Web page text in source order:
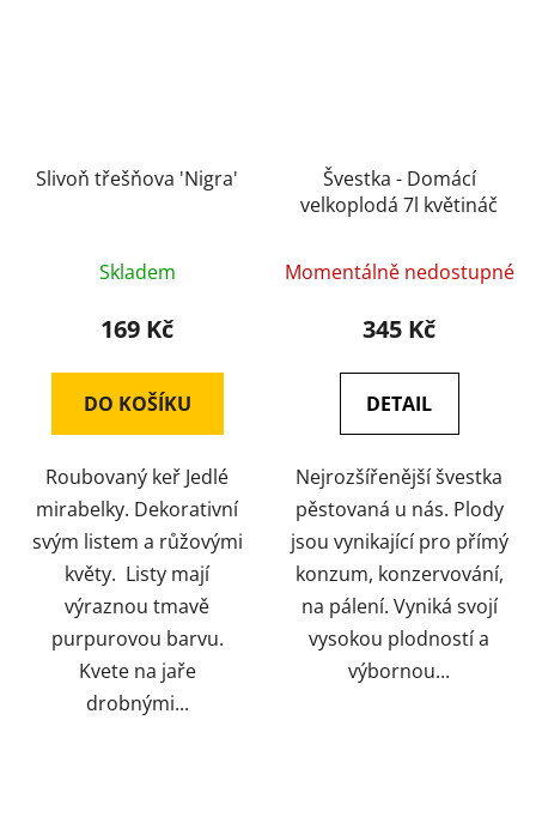
Slivoň třešňova 'Nigra'
Skladem
169 Kč
DO KOŠÍKU
Roubovaný keř Jedlé
mirabelky. Dekorativní
svým listem a růžovými
květy. Listy mají
výraznou tmavě
purpurovou barvu.
Kvete na jaře
drobnými...
Švestka - Domácí
velkoplodá 7l květináč
Momentálně nedostupné
345 Kč
DETAIL
Nejrozšířenější švestka
pěstovaná u nás. Plody
jsou vynikající pro přímý
konzum, konzervování,
na pálení. Vyniká svojí
vysokou plodností a
výbornou...